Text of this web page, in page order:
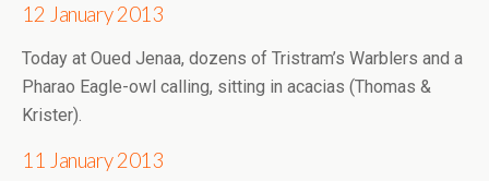
12 January 2013
Today at Oued Jenaa, dozens of Tristram’s Warblers and a
Pharao Eagle-owl calling, sitting in acacias (Thomas &
Krister).
11 January 2013